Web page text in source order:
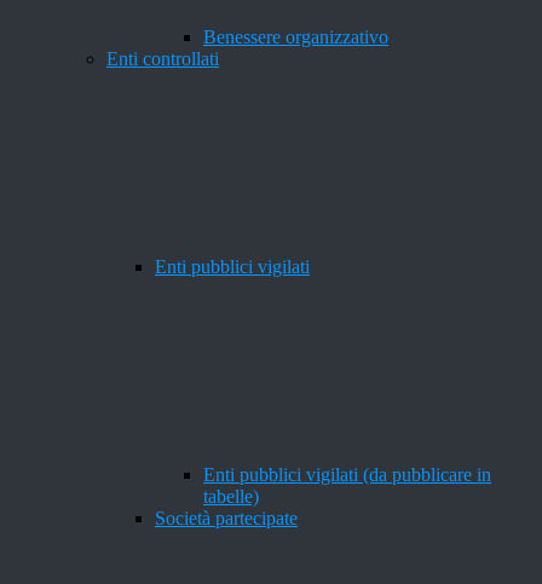
Benessere organizzativo
Enti controllati
Enti pubblici vigilati
Enti pubblici vigilati (da pubblicare in
tabelle)
Società partecipate